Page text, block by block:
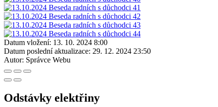
Datum vložení: 13. 10. 2024 8:00
Datum poslední aktualizace: 29. 12. 2024 23:50
Autor: Správce Webu
Odstávky elektřiny